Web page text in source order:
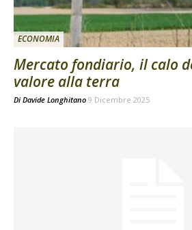
ECONOMIA
Mercato fondiario, il calo
valore alla terra
Di Davide Longhitano 9 Dicembre 2025